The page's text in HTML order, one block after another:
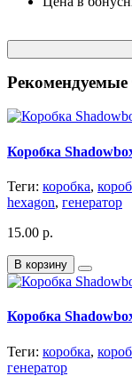
Коробка
Теги: коробка,
hexagon, генератор
15.00 р.
В корзину
Коробка
Теги: коробка,
генератор